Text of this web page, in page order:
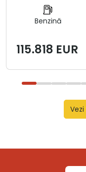
Benzină
115.818 EUR